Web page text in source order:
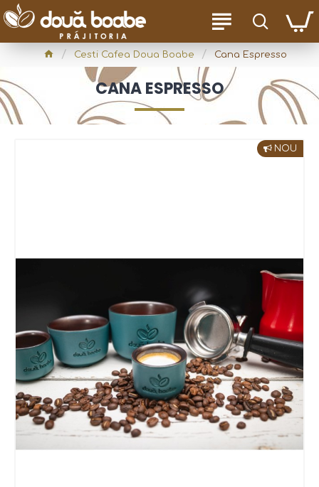
Cesti Cafea Doua Boabe Cana Espresso
CANA ESPRESSO
NOU